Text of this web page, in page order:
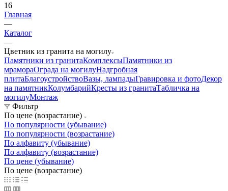
16
Главная
—
Каталог
—
Цветник из гранита на могилу
Памятники из гранитаКомплексыПамятники из
мрамораОграда на могилуНадгробная
плитаБлагоустройствоВазы, лампадыГравировка и фотоДекор
на памятникКолумбарийКресты из гранитаТабличка на
могилуМонтаж
Фильтр
По цене (возрастание)
По популярности (убывание)
По популярности (возрастание)
По алфавиту (убывание)
По алфавиту (возрастание)
По цене (убывание)
По цене (возрастание)